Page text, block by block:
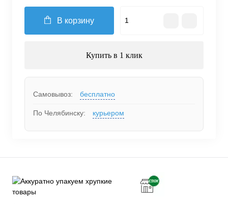
В корзину
Купить в 1 клик
Самовывоз: бесплатно
По Челябинску: курьером